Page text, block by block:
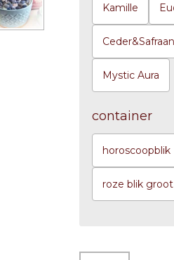
Kamille
Ceder&Safraan
Mystic Aura
container
horoscoopblik
roze blik groot